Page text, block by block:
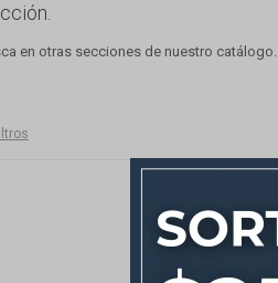
en otras secciones de nuestro catálogo.